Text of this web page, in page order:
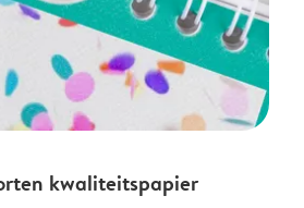
kwaliteitspapier